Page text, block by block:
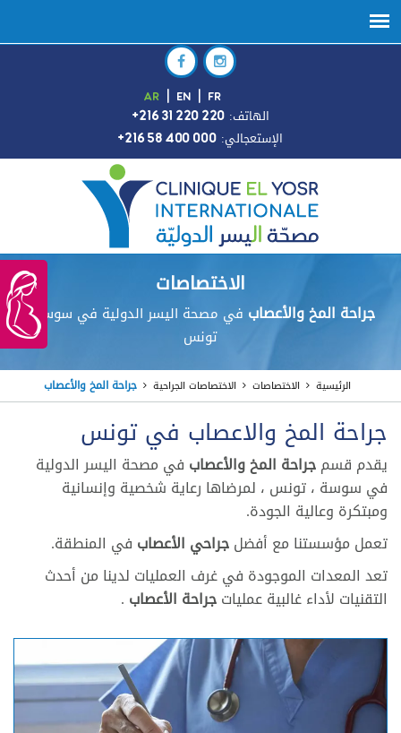
AR EN FR
+216 31 220 220 :الهاتف
+216 58 400 000 :الإستعجالي
الاختصاصات
جراحة المخ والأعصاب في مصحة اليسر الدولية في سوسة ،
تونس
جراحة المخ والأعصاب الاختصاصات الجراحية الاختصاصات الرئيسية
جراحة المخ والاعصاب في تونس
يقدم قسمجراحة المخ والأعصاب في مصحة اليسر الدولية
في سوسة ، تونس ، لمرضاها رعاية شخصية وإنسانية
ومبتكرة وعالية الجودة.
تعمل مؤسستنا مع أفضلجراحي الأعصاب في المنطقة.
تعد المعدات الموجودة في غرف العمليات لدينا من أحدث
التقنيات لأداء غالبية عملياتجراحة الأعصاب .